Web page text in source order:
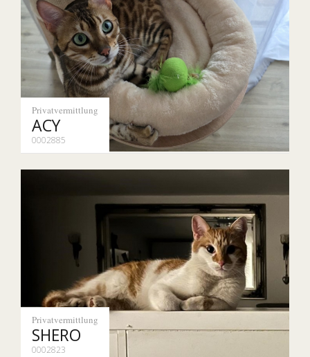
Privatvermittlung
ACY
0002885
Privatvermittlung
SHERO
0002823